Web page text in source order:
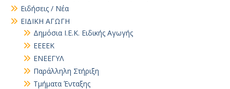
Ειδήσεις / Νέα
ΕΙΔΙΚΗ ΑΓΩΓΗ
Δημόσια Ι.Ε.Κ. Ειδικής Αγωγής
ΕΕΕΕΚ
ΕΝΕΕΓΥΛ
Παράλληλη Στήριξη
Τμήματα Ένταξης